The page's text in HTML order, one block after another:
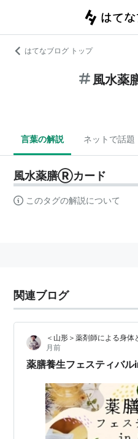
はてなブログ トップ
風水薬
言葉の解説 ネットで話題
風水薬膳Ⓡカード
このタグの解説について
関連ブログ
＜山形＞薬剤師による身
月前
薬膳養生フェスティバル